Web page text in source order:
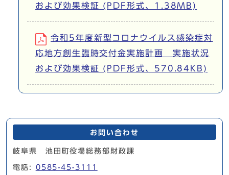
および効果検証 (PDF形式、1.38MB)
令和5年度新型コロナウイルス感染症対
応地方創生臨時交付金実施計画 実施状況
および効果検証 (PDF形式、570.84KB)
お問い合わせ
岐阜県 池田町役場総務部財政課
電話: 0585-45-3111